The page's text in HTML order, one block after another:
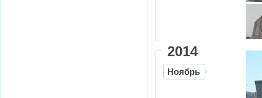
2014
Ноябрь